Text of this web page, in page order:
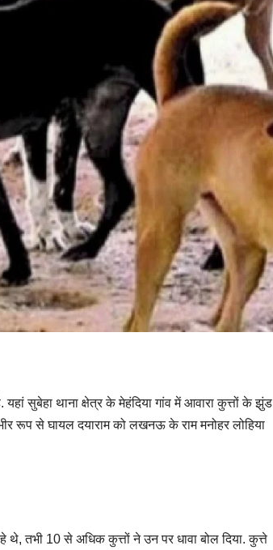
सुबेहा थाना क्षेत्र के मेहंदिया गांव में आवारा कुत्तों के झुंड
रूप से घायल दयाराम को लखनऊ के राम मनोहर लोहिया
थे, तभी 10 से अधिक कुत्तों ने उन पर धावा बोल दिया. कुत्ते